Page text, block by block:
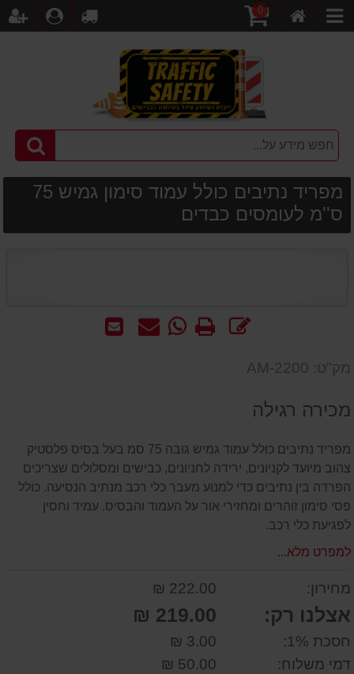
קטגוריות
קניות
0
לקופה
מפריד נתיבים כולל עמוד סימון גמיש 75
ס''מ לעומסים כבדים
שלח
שאל WhatsApp
הדפס
מק"ט: AM-2200
מכירה רגילה
מפריד נתיבים כולל עמוד גמיש גובה 75 סמ בעל בסיס פלסטיק
צהוב מיועד לקניונים, ירידה לחניונים, כבישים ומסלולים שצריכים
הפרדה בין נתיבים כדי למנוע מעבר כלי רכב מנתיב הנסיעה. כולל
פסי סימון זוהרים ומחזירי אור על העמוד והבסיס. עמיד וחסין
לפגיעת כלי רכב.
למפרט מלא...
מחירון: 222.00 ₪
אצלנו רק: 219.00 ₪
חסכת 1%:
3.00 ₪
דמי משלוח:
50.00 ₪